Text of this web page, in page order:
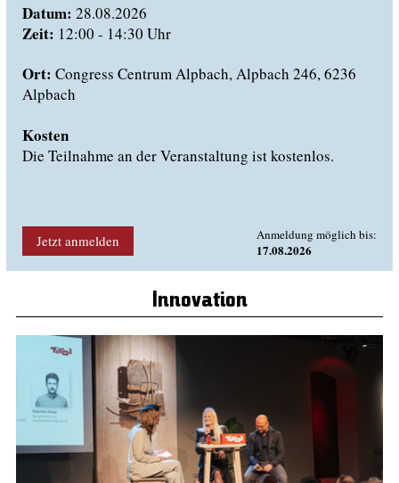
Datum: 28.08.2026
Zeit: 12:00 - 14:30 Uhr
Ort: Congress Centrum Alpbach, Alpbach 246, 6236
Alpbach
Kosten
Die Teilnahme an der Veranstaltung ist kostenlos.
Jetzt anmelden Anmeldung möglich bis:
17.08.2026
Innovation